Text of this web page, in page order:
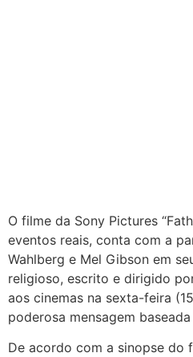
O filme da Sony Pictures
eventos reais, conta com a
Wahlberg e Mel Gibson em
religioso, escrito e dirigido
aos cinemas na sexta-feira
poderosa mensagem baseada
De acordo com a sinopse do